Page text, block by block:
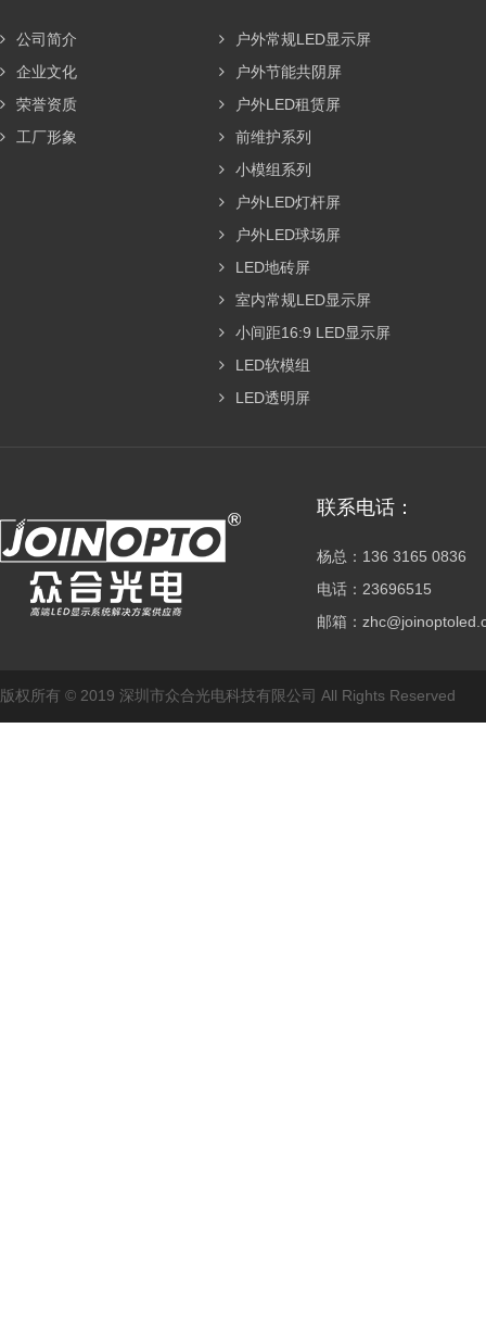
公司简介
企业文化
荣誉资质
工厂形象
户外常规LED显示屏
户外节能共阴屏
户外LED租赁屏
前维护系列
小模组系列
户外LED灯杆屏
户外LED球场屏
LED地砖屏
室内常规LED显示屏
小间距16:9 LED显示屏
LED软模组
LED透明屏
联系电话：
杨总：136 3165 0836
电话：23696515
邮箱：
版权所有 © 2019 深圳市众合光电科技有限公司 All Rights Reserved